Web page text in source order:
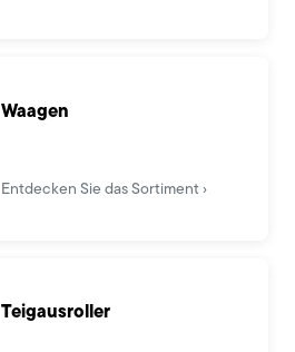
Waagen
Entdecken Sie das Sortiment
Teigausroller